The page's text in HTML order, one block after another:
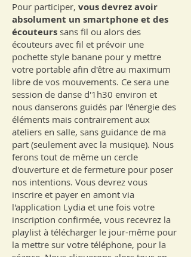
Pour participer, vous devrez avoir
absolument un smartphoneet des
écouteurs sans fil ou alors des
écouteurs avec fil et prévoir une
pochette style banane pour y mettre
votre portable afin d'être au maximum
libre de vos mouvements. Ce sera une
session de danse d'1h30 environ et
nous danserons guidés par l'énergie des
éléments mais contrairement aux
ateliers en salle, sans guidance de ma
part (seulement avec la musique). Nous
ferons tout de même un cercle
d'ouverture et de fermeture pour poser
nos intentions. Vous devrez vous
inscrire et payer en amont via
l'application Lydia et une fois votre
inscription confirmée, vous recevrez la
playlist à télécharger le jour-même pour
la mettre sur votre téléphone, pour la